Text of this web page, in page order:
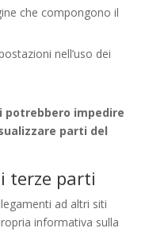
che compongono il
nell’uso dei
potrebbero impedire
parti del
terze parti
ad altri siti
informativa sulla